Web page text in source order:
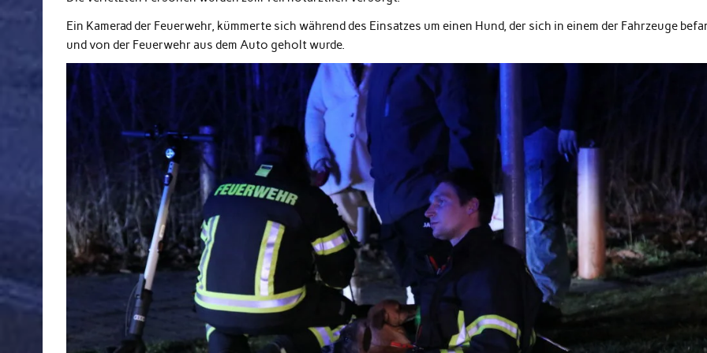
Ein Kamerad der Feuerwehr, kümmerte sich während des Einsatzes um einen Hund, der sich in einem der Fahrzeuge
und von der Feuerwehr aus dem Auto geholt wurde.